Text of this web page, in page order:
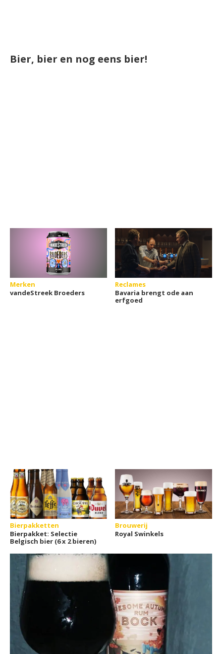
Bier, bier en nog eens bier!
Merken
vandeStreek Broeders
Reclames
Bavaria brengt ode aan
erfgoed
Bierpakketten
Bierpakket: Selectie
Belgisch bier (6 x 2 bieren)
Brouwerij
Royal Swinkels